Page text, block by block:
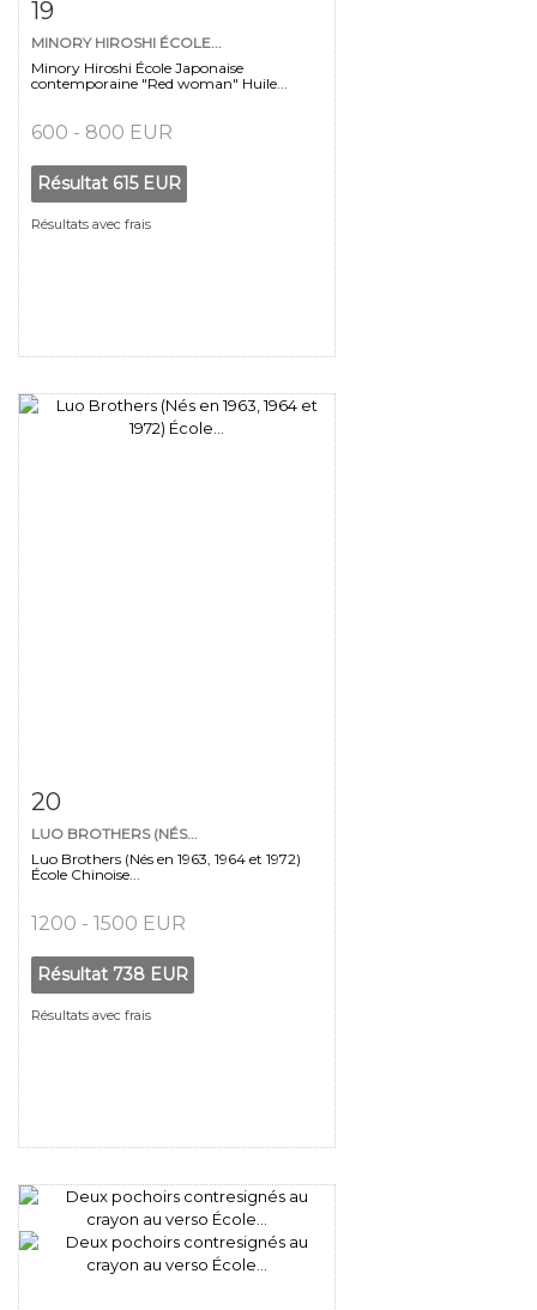
Fiche détaillée
19
MINORY HIROSHI ÉCOLE...
Minory Hiroshi École Japonaise
contemporaine "Red woman" Huile...
600 - 800 EUR
Résultat 615 EUR
Résultats avec frais
Fiche détaillée
20
LUO BROTHERS (NÉS...
Luo Brothers (Nés en 1963, 1964 et 1972)
École Chinoise...
1200 - 1500 EUR
Résultat 738 EUR
Résultats avec frais